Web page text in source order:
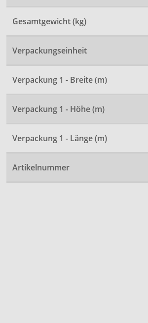
Gesamtgewicht (kg)
Verpackungseinheit
Verpackung 1 - Breite (m)
Verpackung 1 - Höhe (m)
Verpackung 1 - Länge (m)
Artikelnummer